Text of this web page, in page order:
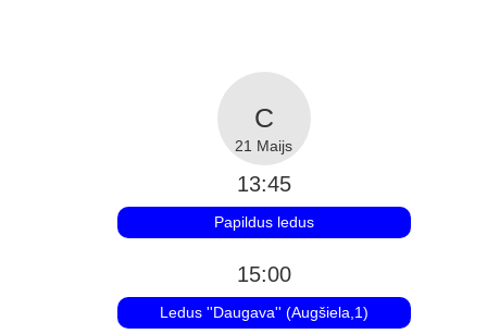
21 Maijs
13:45
Papildus ledus
15:00
Ledus ''Daugava'' (Augšiela,1)